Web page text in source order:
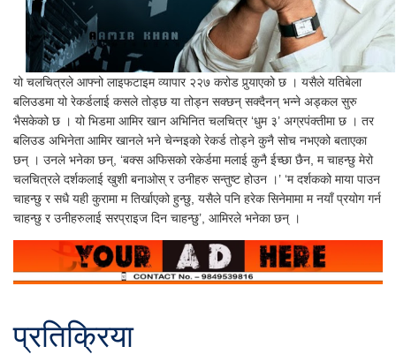
यो चलचित्रले आफ्नो लाइफटाइम व्यापार २२७ करोड पुर्‍याएको छ । यसैले यतिबेला
बलिउडमा यो रेकर्डलाई कसले तोड्छ या तोड्न सक्छन् सक्दैनन् भन्ने अड्कल सुरु
भैसकेको छ । यो भिडमा आमिर खान अभिनित चलचित्र ‘धुम ३’ अग्रपंक्तीमा छ । तर
बलिउड अभिनेता आमिर खानले भने चेन्नइको रेकर्ड तोड्ने कुनै सोच नभएको बताएका
छन् । उनले भनेका छन्, ‘बक्स अफिसको रकेर्डमा मलाई कुनै ईच्छा छैन, म चाहन्छु मेरो
चलचित्रले दर्शकलाई खुशी बनाओस् र उनीहरु सन्तुष्ट होउन ।’ ‘म दर्शकको माया पाउन
चाहन्छु र सधै यही कुरामा म तिर्खाएको हुन्छु, यसैले पनि हरेक सिनेमामा म नयाँ प्रयोग गर्न
चाहन्छु र उनीहरुलाई सरप्राइज दिन चाहन्छु’, आमिरले भनेका छन् ।
प्रतिक्रिया